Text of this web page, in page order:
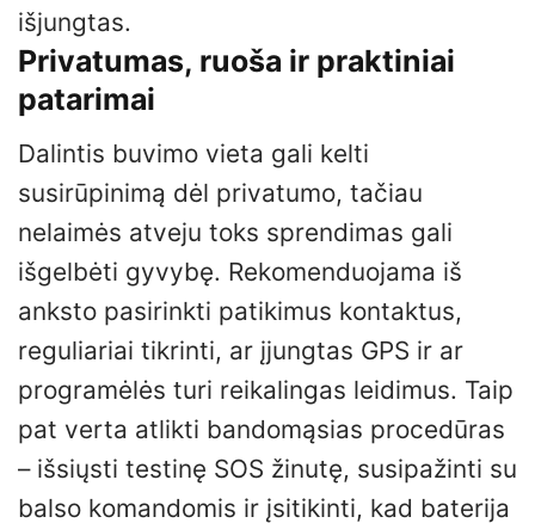
išjungtas.
Privatumas, ruoša ir praktiniai
patarimai
Dalintis buvimo vieta gali kelti
susirūpinimą dėl privatumo, tačiau
nelaimės atveju toks sprendimas gali
išgelbėti gyvybę. Rekomenduojama iš
anksto pasirinkti patikimus kontaktus,
reguliariai tikrinti, ar įjungtas GPS ir ar
programėlės turi reikalingas leidimus. Taip
pat verta atlikti bandomąsias procedūras
– išsiųsti testinę SOS žinutę, susipažinti su
balso komandomis ir įsitikinti, kad baterija